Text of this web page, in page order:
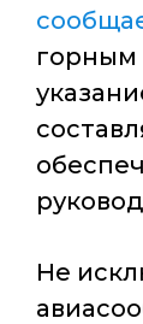
горным
Не